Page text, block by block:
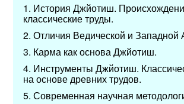
1. История Джйотиш.
классические труды.
2. Отличия Ведической и Западной
3. Карма как основа Джйотиш.
4. Инструменты Джйотиш.
на основе древних трудов.
5. Современная научная